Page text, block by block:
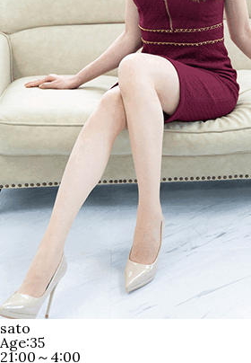
sato
Age:35
21:00～4:00